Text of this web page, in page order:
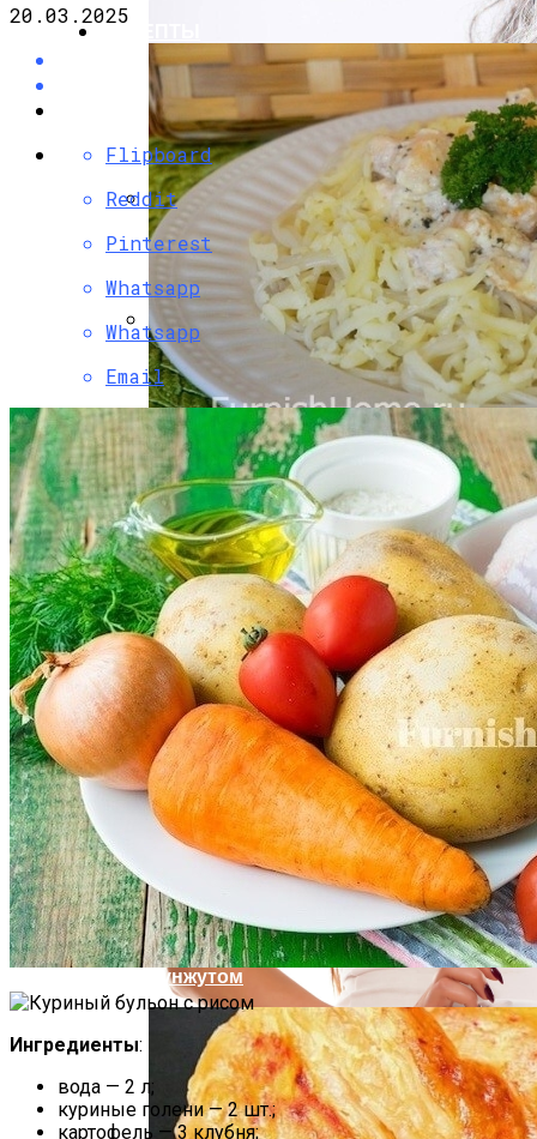
Разбираемся, Какие Виды Проклятий
Соседи Могут Применить К Вашему
Дому
Почему Нельзя Повторно Кипятить
Воду Для Приготовления Чая Или Кофе
Почему Нельзя Вырывать Седые
Волосы И Как Замаскировать Седину
Без Окрашивания
Психологи Назвали 9 Признаков Того,
Что Вы Никогда Не Разбогатеете
РЕЦЕПТЫ
Паста С Семгой В Сливочном Соусе
Мясной Рулет С Соевым Соусом И
Кунжутом
20.03.2025
Flipboard
Reddit
Pinterest
Whatsapp
Whatsapp
Email
Ингредиенты:
вода — 2 л;
куриные голени — 2 шт.;
картофель — 3 клубня;